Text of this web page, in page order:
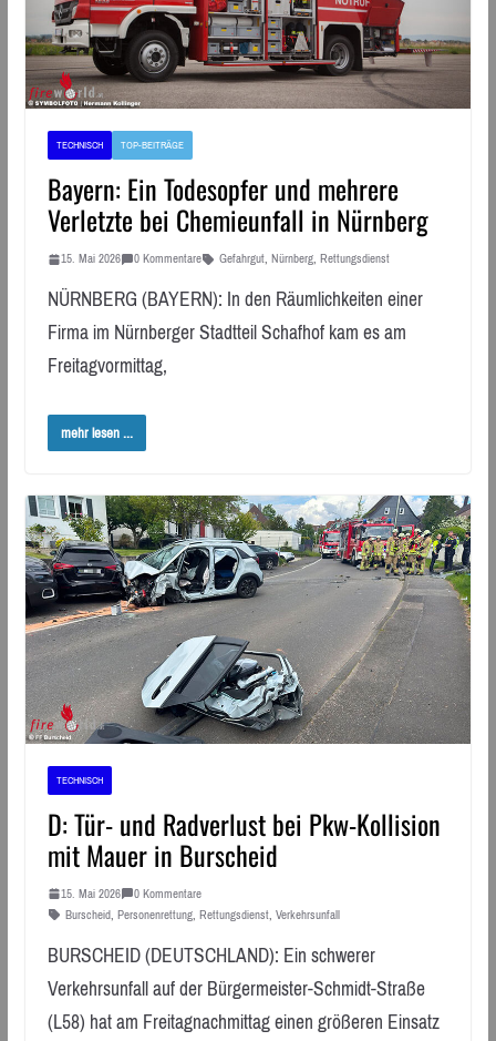
TECHNISCH TOP-BEITRÄGE
Bayern: Ein Todesopfer und mehrere
Verletzte bei Chemieunfall in Nürnberg
15. Mai 2026 0 Kommentare Gefahrgut, Nürnberg, Rettungsdienst
NÜRNBERG (BAYERN): In den Räumlichkeiten einer
Firma im Nürnberger Stadtteil Schafhof kam es am
Freitagvormittag,
mehr lesen ...
TECHNISCH
D: Tür- und Radverlust bei Pkw-Kollision
mit Mauer in Burscheid
15. Mai 2026
0 Kommentare
Burscheid, Personenrettung, Rettungsdienst, Verkehrsunfall
BURSCHEID (DEUTSCHLAND): Ein schwerer
Verkehrsunfall auf der Bürgermeister-Schmidt-Straße
(L58) hat am Freitagnachmittag einen größeren Einsatz